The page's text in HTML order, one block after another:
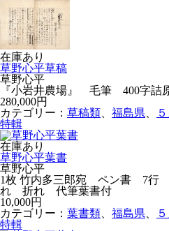
在庫あり
草野心平草稿
草野心平
『小岩井農場』 毛筆 400字詰
280,000円
カテゴリー： 草稿類 福島県
特輯
在庫あり
草野心平葉書
草野心平
1枚 竹内多三郎宛 ペン書 7行
れ 折れ 代筆葉書付
10,000円
カテゴリー： 葉書類 福島県
特輯